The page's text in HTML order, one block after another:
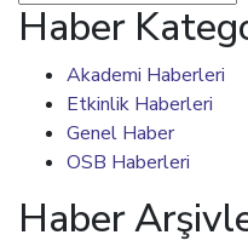
Haber
Akademi Haberleri
Etkinlik Haberleri
Genel Haber
OSB Haberleri
Haber